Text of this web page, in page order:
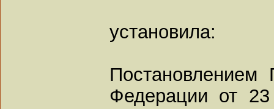
установила:
Постановлением
Федерации от